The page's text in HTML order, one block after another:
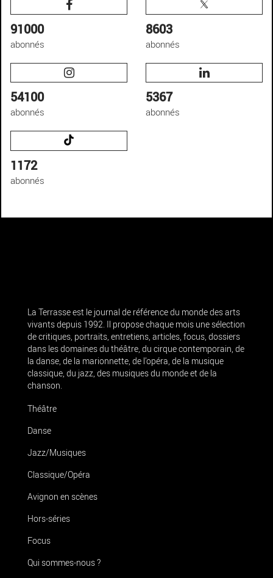
91000
abonnés
8603
abonnés
54100
abonnés
5367
abonnés
1172
abonnés
La Terrasse est le journal de référence du monde des arts
vivants depuis 1992. Il propose chaque mois une sélection
de critiques, portraits, entretiens, articles, focus, dossiers
dans les domaines du théâtre, du cirque contemporain, de
la danse, de la marionnette, de l’opéra, de la musique
classique, du jazz, des musiques du monde et de la
chanson.
Théâtre
Danse
Jazz/Musiques
Classique/Opéra
Avignon en scènes
Hors-séries
Focus
Qui sommes-nous ?